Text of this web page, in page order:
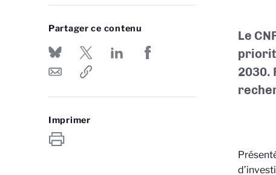
Partager ce contenu
Imprimer
Le
2030.